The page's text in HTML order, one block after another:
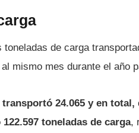
de carga
mismo mes durante el año
24.065 y en
toneladas de carga,